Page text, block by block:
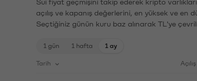
açılış ve kapanış değerlerini, en yüksek ve
Seçtiğiniz günün kuru baz alınarak TL'ye
1 gün 1 hafta 1 ay
Tarih Açılış